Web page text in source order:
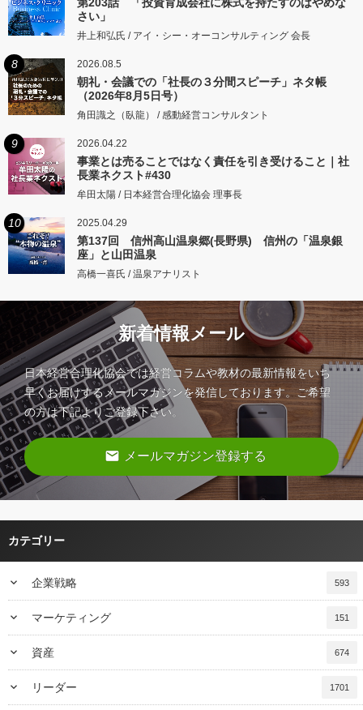
さい」
井上和弘氏 / アイ・シー・オーコンサルティング 会長
8 2026.08.5
朝礼・会議での「社長の３分間スピーチ」ネタ帳
（2026年8月5日号）
角田識之（臥龍） / 感動経営コンサルタント
9 2026.04.22
事業とは売ることではなく責任を引き受けること｜社
長業ネクスト#430
牟田太陽 / 日本経営合理化協会 理事長
10 2025.04.29
第137回 信州高山温泉郷(長野県) 信州の「温泉銀
座」と山田温泉
高橋一喜氏 / 温泉アナリスト
新着情報メール
日本経営合理化協会では経営コラムや教材の最新情報をいち
早くお届けするメールマガジンを発信しております。ご希望
の方は下記よりご登録下さい。
email メールマガジン登録する
カテゴリー
keyboard_arrow_down 企業戦略 593
keyboard_arrow_down マーケティング 151
keyboard_arrow_down 資産 674
keyboard_arrow_down リーダー 1701